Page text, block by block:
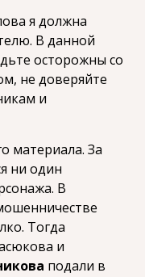
я должна
В данной
осторожны со
не доверяйте
и
материала. За
ни один
В
Тогда
и
подали в